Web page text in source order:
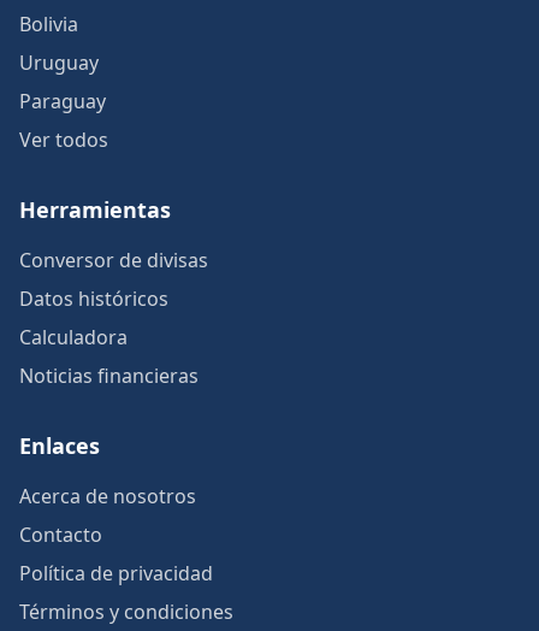
Bolivia
Uruguay
Paraguay
Ver todos
Herramientas
Conversor de divisas
Datos históricos
Calculadora
Noticias financieras
Enlaces
Acerca de nosotros
Contacto
Política de privacidad
Términos y condiciones